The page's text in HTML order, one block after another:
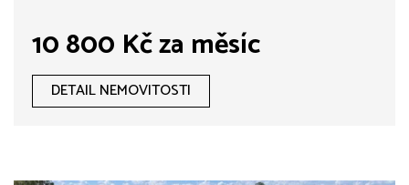
10 800 Kč za měsíc
DETAIL NEMOVITOSTI